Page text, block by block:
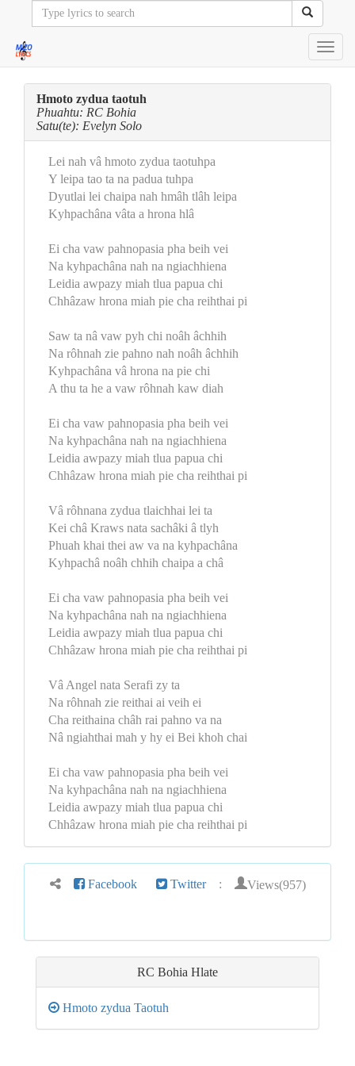
Hmoto zydua taotuh
Phuahtu: RC Bohia
Satu(te): Evelyn Solo
Lei nah vâ hmoto zydua taotuhpa
Y leipa tao ta na padua tuhpa
Dyutlai lei chaipa nah hmâh tlâh leipa
Kyhpachâna vâta a hrona hlâ
Ei cha vaw pahnopasia pha beih vei
Na kyhpachâna nah na ngiachhiena
Leidia awpazy miah tlua papua chi
Chhâzaw hrona miah pie cha reihthai pi
Saw ta nâ vaw pyh chi noâh âchhih
Na rôhnah zie pahno nah noâh âchhih
Kyhpachâna vâ hrona na pie chi
A thu ta he a vaw rôhnah kaw diah
Ei cha vaw pahnopasia pha beih vei
Na kyhpachâna nah na ngiachhiena
Leidia awpazy miah tlua papua chi
Chhâzaw hrona miah pie cha reihthai pi
Vâ rôhnana zydua tlaichhai lei ta
Kei châ Kraws nata sachâki â tlyh
Phuah khai thei aw va na kyhpachâna
Kyhpachâ noâh chhih chaipa a châ
Ei cha vaw pahnopasia pha beih vei
Na kyhpachâna nah na ngiachhiena
Leidia awpazy miah tlua papua chi
Chhâzaw hrona miah pie cha reihthai pi
Vâ Angel nata Serafi zy ta
Na rôhnah zie reithai ai veih ei
Cha reithaina châh rai pahno va na
Nâ ngiahthai mah y hy ei Bei khoh chai
Ei cha vaw pahnopasia pha beih vei
Na kyhpachâna nah na ngiachhiena
Leidia awpazy miah tlua papua chi
Chhâzaw hrona miah pie cha reihthai pi
Facebook Twitter : Views(957)
RC Bohia Hlate
Hmoto zydua Taotuh